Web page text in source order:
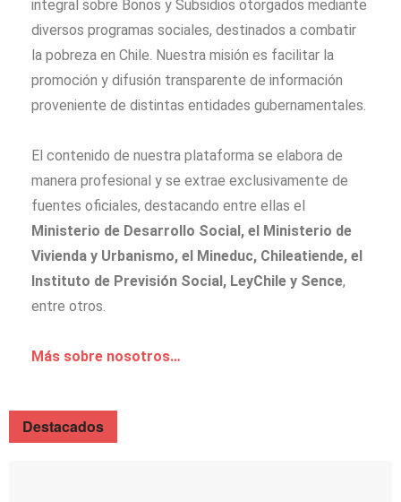
integral sobre Bonos y Subsidios otorgados mediante
diversos programas sociales, destinados a combatir
la pobreza en Chile. Nuestra misión es facilitar la
promoción y difusión transparente de información
proveniente de distintas entidades gubernamentales.
El contenido de nuestra plataforma se elabora de
manera profesional y se extrae exclusivamente de
fuentes oficiales, destacando entre ellas el
Ministerio de Desarrollo Social, el Ministerio de
Vivienda y Urbanismo, el Mineduc, Chileatiende, el
Instituto de Previsión Social, LeyChile y Sence,
entre otros.
Más sobre nosotros…
Destacados